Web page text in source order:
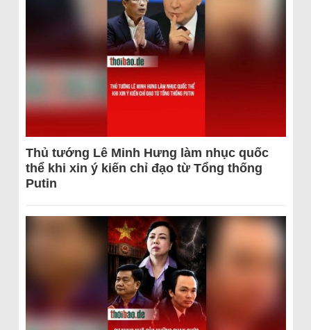
Thủ tướng Lê Minh Hưng làm nhục quốc
thể khi xin ý kiến chỉ đạo từ Tổng thống
Putin